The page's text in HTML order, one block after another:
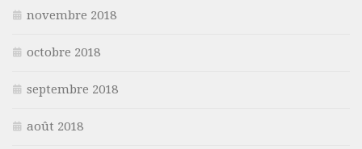
novembre 2018
octobre 2018
septembre 2018
août 2018